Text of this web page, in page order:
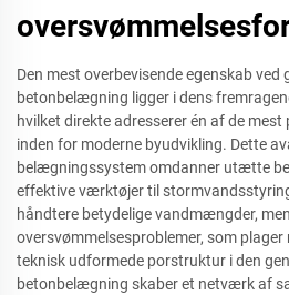
Den mest overbevisende egenskab
betonbelægning ligger i dens
hvilket direkte adresserer én af de
inden for moderne byudvikling. Dette
belægningssystem omdanner utætte
effektive værktøjer til
håndtere betydelige vandmængder,
oversvømmelsesproblemer, som
teknisk udformede porstruktur i den
betonbelægning skaber et netværk af